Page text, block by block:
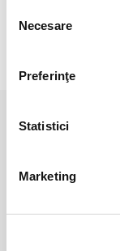
consimțământului
Necesare
Preferinţe
Statistici
Marketing